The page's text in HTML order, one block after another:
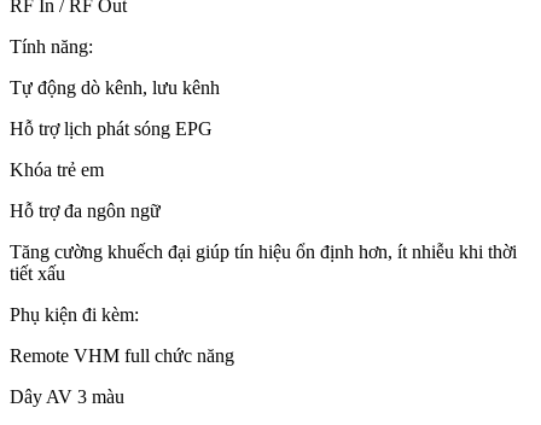
RF In / RF Out
Tính năng:
Tự động dò kênh, lưu kênh
Hỗ trợ lịch phát sóng EPG
Khóa trẻ em
Hỗ trợ đa ngôn ngữ
Tăng cường khuếch đại giúp tín hiệu ổn định hơn, ít nhiễu khi thời
tiết xấu
Phụ kiện đi kèm:
Remote VHM full chức năng
Dây AV 3 màu